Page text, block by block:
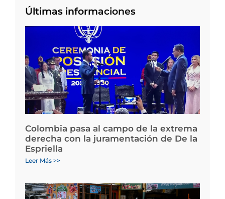
Últimas informaciones
Colombia pasa al campo de la extrema
derecha con la juramentación de De la
Espriella
Leer Más >>